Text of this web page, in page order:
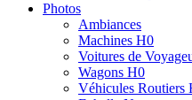
Photos
Ambiances
Machines H0
Voitures de
Wagons H0
Véhicules Routiers